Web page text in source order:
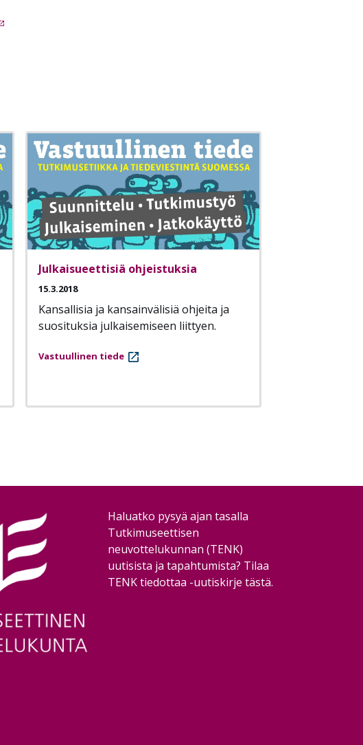
Julkaisueettisiä ohjeistuksia
15.3.2018
Kansallisia ja kansainvälisiä ohjeita ja
suosituksia julkaisemiseen liittyen.
Vastuullinen tiede
Haluatko pysyä ajan tasalla
Tutkimuseettisen
neuvottelukunnan (TENK)
uutisista ja tapahtumista? Tilaa
TENK tiedottaa -uutiskirje tästä.